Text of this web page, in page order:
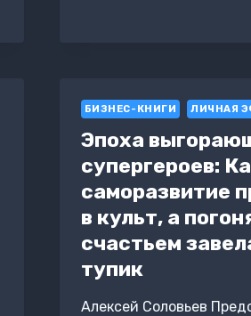
МЕТОДАМИ
БИЗНЕС-КНИГИ ЛИЧНАЯ
Эпоха
супергероев:
саморазвитие
в культ, а
счастьем
тупик
Алексей Соловьев